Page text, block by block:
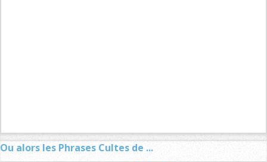
Ou alors les Phrases Cultes de ...